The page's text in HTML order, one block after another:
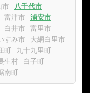
市
八千代市
富津市
浦安市
白井市
富里市
すみ市
大網白里市
町
九十九里町
生村
白子町
南町